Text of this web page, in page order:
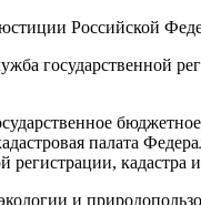
Российской
государственной
палата
регистрации, кадастра
и